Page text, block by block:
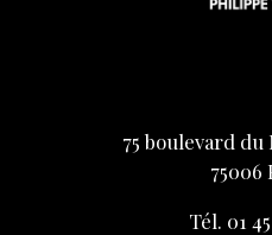
75 boulevard
75006
Tél. 01